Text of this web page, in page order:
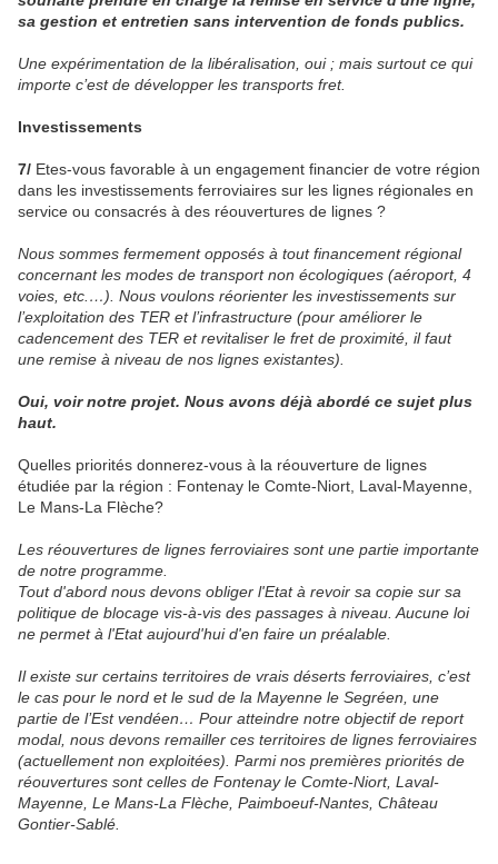
sa gestion et entretien sans intervention de fonds publics.
Une expérimentation de la libéralisation, oui ; mais surtout ce qui
importe c’est de développer les transports fret.
Investissements
7/ Etes-vous favorable à un engagement financier de votre région
dans les investissements ferroviaires sur les lignes régionales en
service ou consacrés à des réouvertures de lignes ?
Nous sommes fermement opposés à tout financement régional
concernant les modes de transport non écologiques (aéroport, 4
voies, etc.…). Nous voulons réorienter les investissements sur
l’exploitation des TER et l’infrastructure (pour améliorer le
cadencement des TER et revitaliser le fret de proximité, il faut
une remise à niveau de nos lignes existantes).
Oui, voir notre projet. Nous avons déjà abordé ce sujet plus
haut.
Quelles priorités donnerez-vous à la réouverture de lignes
étudiée par la région : Fontenay le Comte-Niort, Laval-Mayenne,
Le Mans-La Flèche?
Les réouvertures de lignes ferroviaires sont une partie importante
de notre programme.
Tout d'abord nous devons obliger l'Etat à revoir sa copie sur sa
politique de blocage vis-à-vis des passages à niveau. Aucune loi
ne permet à l'Etat aujourd'hui d'en faire un préalable.
Il existe sur certains territoires de vrais déserts ferroviaires, c’est
le cas pour le nord et le sud de la Mayenne le Segréen, une
partie de l’Est vendéen… Pour atteindre notre objectif de report
modal, nous devons remailler ces territoires de lignes ferroviaires
(actuellement non exploitées). Parmi nos premières priorités de
réouvertures sont celles de Fontenay le Comte-Niort, Laval-
Mayenne, Le Mans-La Flèche, Paimboeuf-Nantes, Château
Gontier-Sablé.